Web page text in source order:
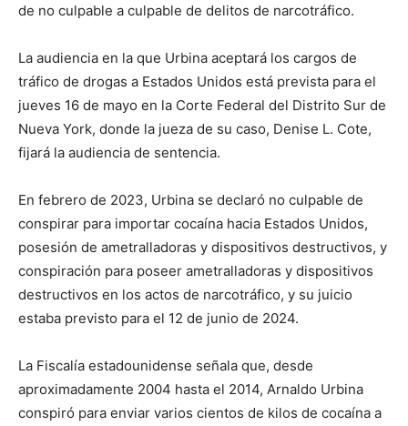
de no culpable a culpable de delitos de narcotráfico.
La audiencia en la que Urbina aceptará los cargos de
tráfico de drogas a Estados Unidos está prevista para el
jueves 16 de mayo en la Corte Federal del Distrito Sur de
Nueva York, donde la jueza de su caso, Denise L. Cote,
fijará la audiencia de sentencia.
En febrero de 2023, Urbina se declaró no culpable de
conspirar para importar cocaína hacia Estados Unidos,
posesión de ametralladoras y dispositivos destructivos, y
conspiración para poseer ametralladoras y dispositivos
destructivos en los actos de narcotráfico, y su juicio
estaba previsto para el 12 de junio de 2024.
La Fiscalía estadounidense señala que, desde
aproximadamente 2004 hasta el 2014, Arnaldo Urbina
conspiró para enviar varios cientos de kilos de cocaína a